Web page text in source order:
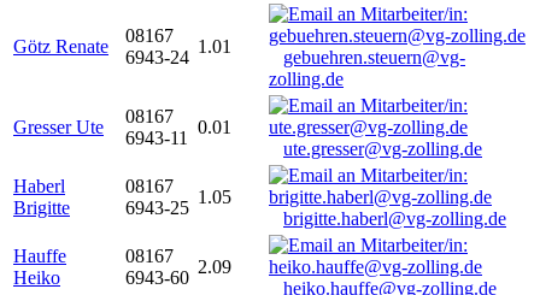
Götz Renate
08167
6943-24
1.01
gebuehren.steuern@vg-
zolling.de
Gresser Ute
08167
6943-11
0.01
ute.gresser@vg-zolling.de
Haberl
Brigitte
08167
6943-25
1.05
brigitte.haberl@vg-zolling.de
Hauffe
Heiko
08167
6943-60
2.09
heiko.hauffe@vg-zolling.de